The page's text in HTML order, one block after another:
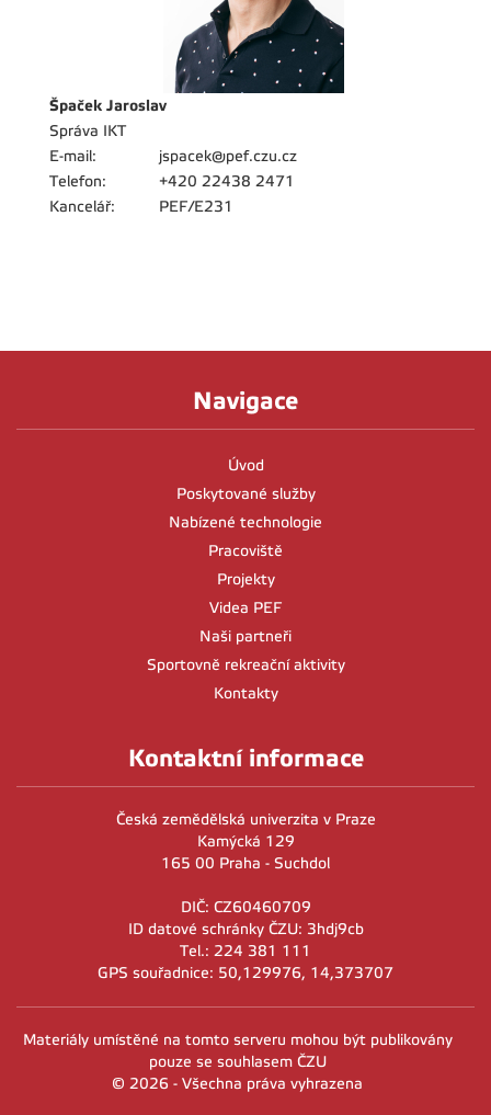
Špaček Jaroslav
Správa IKT
E-mail:
jspacek@pef.czu.cz
Telefon:
+420 22438 2471
Kancelář:
PEF/E231
Navigace
Úvod
Poskytované služby
Nabízené technologie
Pracoviště
Projekty
Videa PEF
Naši partneři
Sportovně rekreační aktivity
Kontakty
Kontaktní informace
Česká zemědělská univerzita v Praze
Kamýcká 129
165 00 Praha - Suchdol
DIČ: CZ60460709
ID datové schránky ČZU: 3hdj9cb
Tel.: 224 381 111
GPS souřadnice: 50,129976, 14,373707
Materiály umístěné na tomto serveru mohou být publikovány
pouze se souhlasem ČZU
© 2026 - Všechna práva vyhrazena